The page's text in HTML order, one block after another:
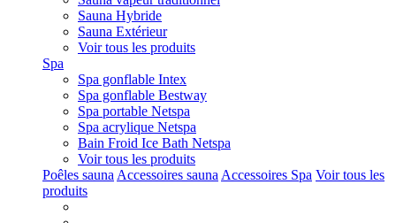
Sauna Hybride
Sauna Extérieur
Voir tous les produits
Spa
Spa gonflable Intex
Spa gonflable Bestway
Spa portable Netspa
Spa acrylique Netspa
Bain Froid Ice Bath Netspa
Voir tous les produits
Poêles sauna Accessoires sauna Accessoires Spa Voir tous les
produits